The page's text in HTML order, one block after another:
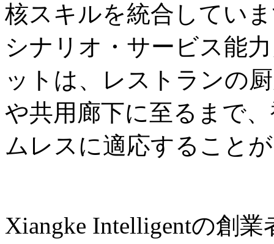
核スキルを統合してい
シナリオ・サービス能
ットは、レストランの
や共用廊下に至るまで
ムレスに適応すること
Xiangke Intelligentの創